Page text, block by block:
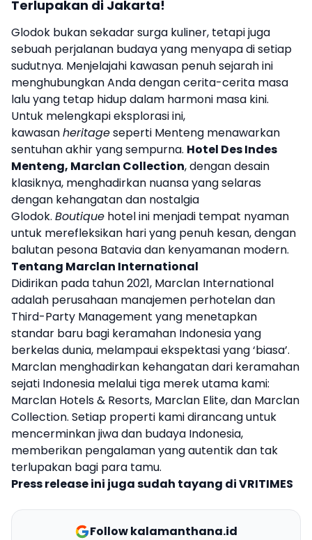
Terlupakan di Jakarta!
Glodok bukan sekadar surga kuliner, tetapi juga
sebuah perjalanan budaya yang menyapa di setiap
sudutnya. Menjelajahi kawasan penuh sejarah ini
menghubungkan Anda dengan cerita-cerita masa
lalu yang tetap hidup dalam harmoni masa kini.
Untuk melengkapi eksplorasi ini,
kawasanheritageseperti Menteng menawarkan
sentuhan akhir yang sempurna. Hotel Des Indes
Menteng, Marclan Collection, dengan desain
klasiknya, menghadirkan nuansa yang selaras
dengan kehangatan dan nostalgia
Glodok. Boutique hotel ini menjadi tempat nyaman
untuk merefleksikan hari yang penuh kesan, dengan
balutan pesona Batavia dan kenyamanan modern.
Tentang Marclan International
Didirikan pada tahun 2021, Marclan International
adalah perusahaan manajemen perhotelan dan
Third-Party Management yang menetapkan
standar baru bagi keramahan Indonesia yang
berkelas dunia, melampaui ekspektasi yang ‘biasa’.
Marclan menghadirkan kehangatan dari keramahan
sejati Indonesia melalui tiga merek utama kami:
Marclan Hotels & Resorts, Marclan Elite, dan Marclan
Collection. Setiap properti kami dirancang untuk
mencerminkan jiwa dan budaya Indonesia,
memberikan pengalaman yang autentik dan tak
terlupakan bagi para tamu.
Press release ini juga sudah tayang diVRITIMES
Follow kalamanthana.id